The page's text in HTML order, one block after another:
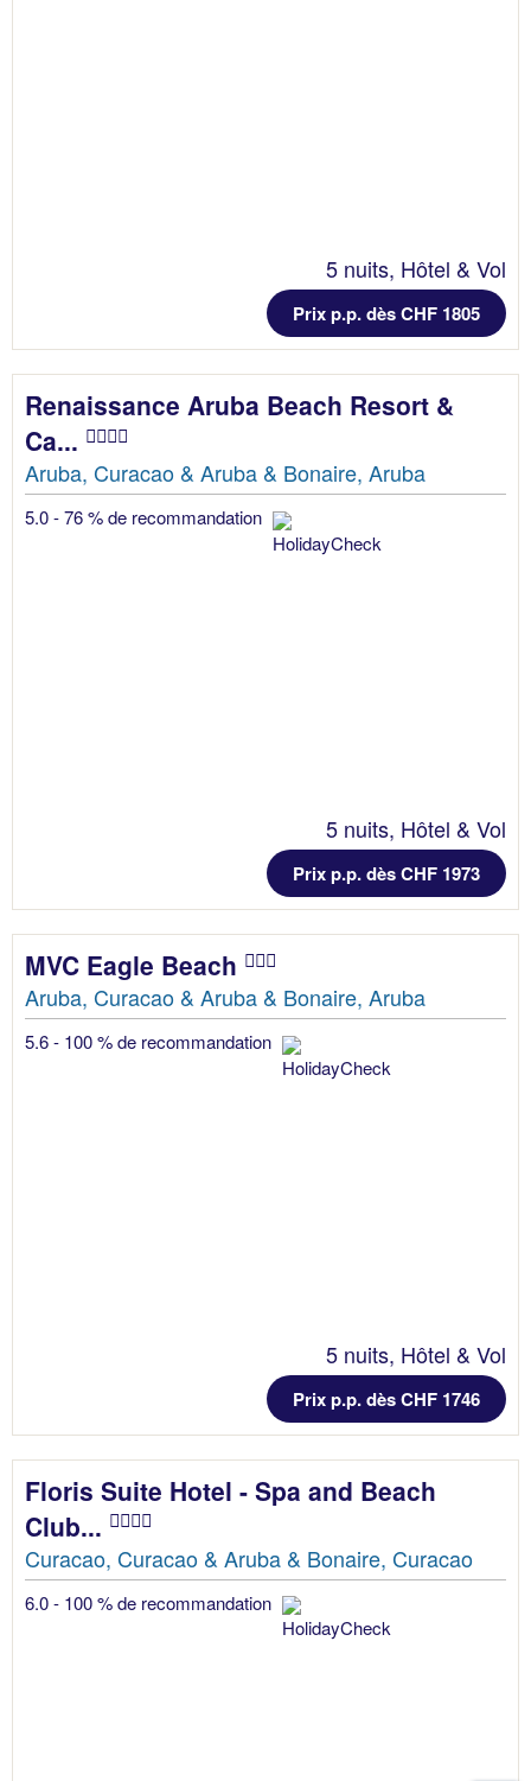
5 nuits, Hôtel & Vol
Prix p.p. dès CHF 1805
Renaissance Aruba Beach Resort &
Ca...
Aruba, Curacao & Aruba & Bonaire, Aruba
5.0 - 76 % de recommandation
5 nuits, Hôtel & Vol
Prix p.p. dès CHF 1973
MVC Eagle Beach
Aruba, Curacao & Aruba & Bonaire, Aruba
5.6 - 100 % de recommandation
5 nuits, Hôtel & Vol
Prix p.p. dès CHF 1746
Floris Suite Hotel - Spa and Beach
Club...
Curacao, Curacao & Aruba & Bonaire, Curacao
6.0 - 100 % de recommandation